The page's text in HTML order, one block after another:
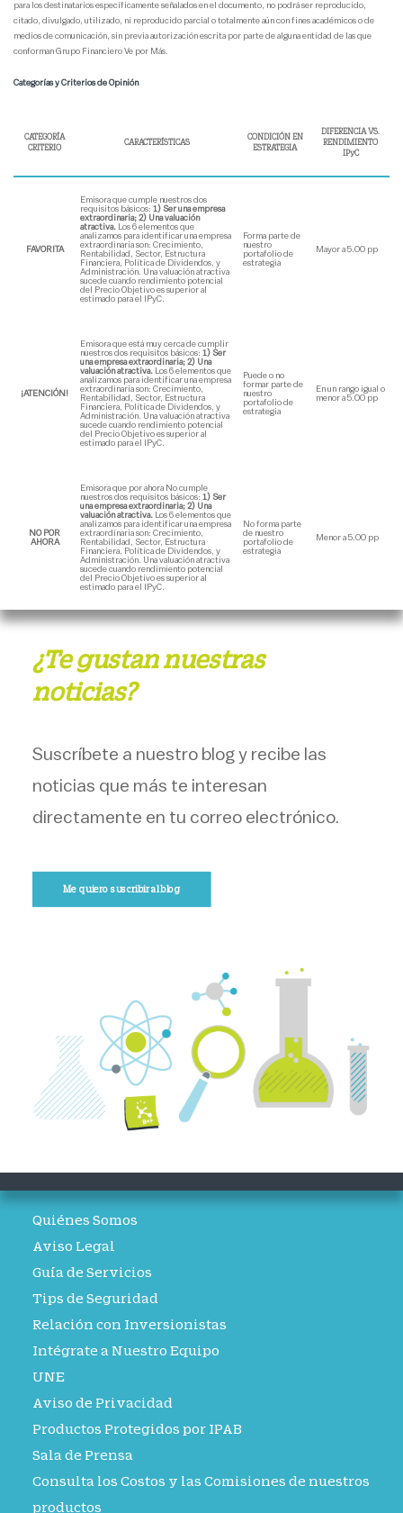
para los destinatarios específicamente señalados en el documento, no podrá ser reproducido,
citado, divulgado, utilizado, ni reproducido parcial o totalmente aún con fines académicos o de
medios de comunicación, sin previa autorización escrita por parte de alguna entidad de las que
conforman Grupo Financiero Ve por Más.
Categorías y Criterios de Opinión
CATEGORÍA
CRITERIO
CARACTERÍSTICAS
CONDICIÓN EN
ESTRATEGIA
DIFERENCIA VS.
RENDIMIENTO
IPyC
FAVORITA
Emisora que cumple nuestros dos
requisitos básicos: 1) Ser una empresa
extraordinaria; 2) Una valuación
atractiva. Los 6 elementos que
analizamos para identificar una empresa
extraordinaria son: Crecimiento,
Rentabilidad, Sector, Estructura
Financiera, Política de Dividendos, y
Administración. Una valuación atractiva
sucede cuando rendimiento potencial
del Precio Objetivo es superior al
estimado para el IPyC.
Forma parte de
nuestro
portafolio de
estrategia
Mayor a 5.00 pp
¡ATENCIÓN!
Emisora que está muy cerca de cumplir
nuestros dos requisitos básicos: 1) Ser
una empresa extraordinaria; 2) Una
valuación atractiva. Los 6 elementos que
analizamos para identificar una empresa
extraordinaria son: Crecimiento,
Rentabilidad, Sector, Estructura
Financiera, Política de Dividendos, y
Administración. Una valuación atractiva
sucede cuando rendimiento potencial
del Precio Objetivo es superior al
estimado para el IPyC.
Puede o no
formar parte de
nuestro
portafolio de
estrategia
En un rango igual o
menor a 5.00 pp
NO POR
AHORA
Emisora que por ahora No cumple
nuestros dos requisitos básicos: 1) Ser
una empresa extraordinaria; 2) Una
valuación atractiva. Los 6 elementos que
analizamos para identificar una empresa
extraordinaria son: Crecimiento,
Rentabilidad, Sector, Estructura
Financiera, Política de Dividendos, y
Administración. Una valuación atractiva
sucede cuando rendimiento potencial
del Precio Objetivo es superior al
estimado para el IPyC.
No forma parte
de nuestro
portafolio de
estrategia
Menor a 5.00 pp
¿Te gustan nuestras
noticias?
Suscríbete a nuestro blog y recibe las
noticias que más te interesan
directamente en tu correo electrónico.
Me quiero suscribir al blog
Quiénes Somos
Aviso Legal
Guía de Servicios
Tips de Seguridad
Relación con Inversionistas
Intégrate a Nuestro Equipo
UNE
Aviso de Privacidad
Productos Protegidos por IPAB
Sala de Prensa
Consulta los Costos y las Comisiones de nuestros
productos